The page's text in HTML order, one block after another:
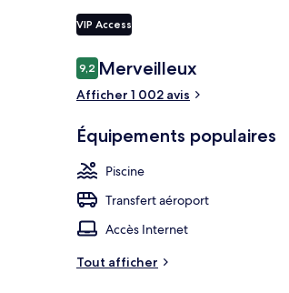
VIP Access
Avis
voyageurs
9,29,2 sur 10
Merveilleux
Afficher 1 002 avis
Équipements populaires
Piscine
Transfert aéroport
Accès Internet
Tout afficher